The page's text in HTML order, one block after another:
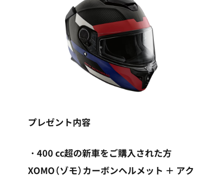
プレゼント内容
・400 cc超の新車をご購入された方
XOMO（ゾモ）カーボンヘルメット ＋ アク